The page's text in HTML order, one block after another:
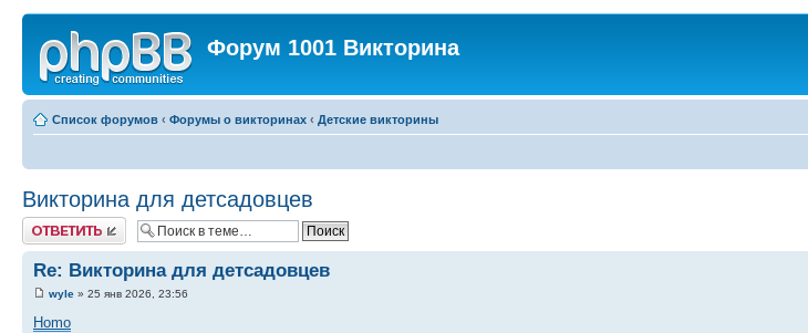
Форум 1001 Викторина
Список форумов ‹ Форумы о викторинах ‹ Детские викторины
Викторина для детсадовцев
Ответить
Re: Викторина для детсадовцев
wyle » 25 янв 2026, 23:56
Homo